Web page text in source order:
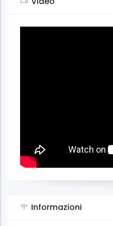
Informazioni